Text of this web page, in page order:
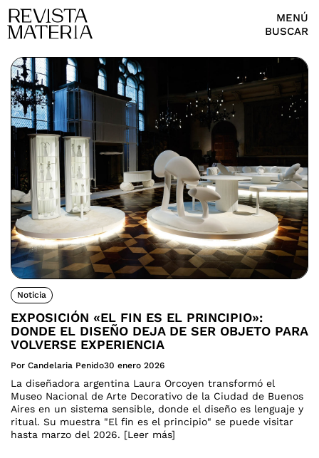
MENÚ
BUSCAR
Noticia
EXPOSICIÓN «EL FIN ES EL PRINCIPIO»:
DONDE EL DISEÑO DEJA DE SER OBJETO PARA
VOLVERSE EXPERIENCIA
Por Candelaria Penido30 enero 2026
La diseñadora argentina Laura Orcoyen transformó el
Museo Nacional de Arte Decorativo de la Ciudad de Buenos
Aires en un sistema sensible, donde el diseño es lenguaje y
ritual. Su muestra "El fin es el principio" se puede visitar
hasta marzo del 2026. [Leer más]